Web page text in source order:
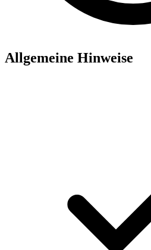
Allgemeine Hinweise